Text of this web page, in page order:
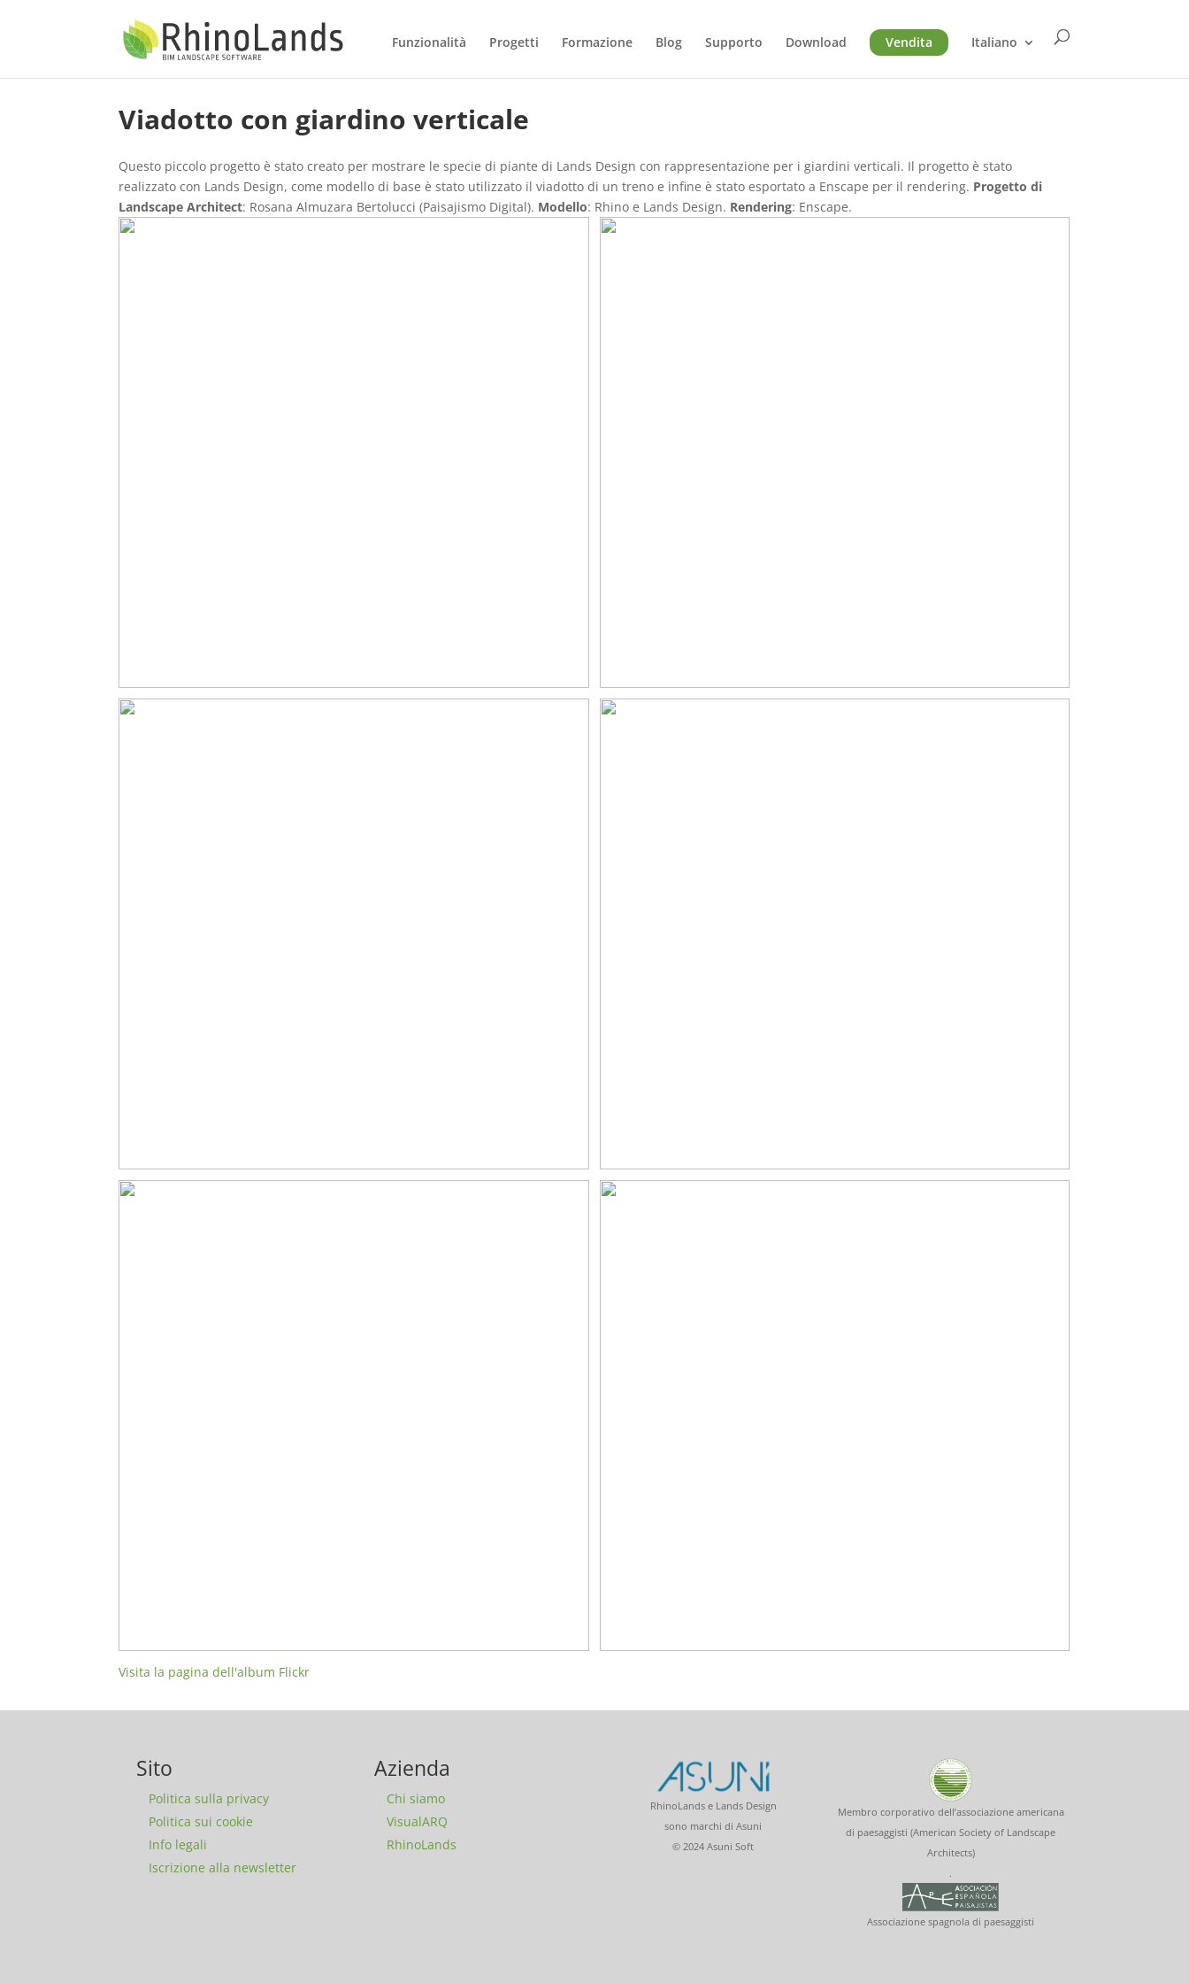
Funzionalità Progetti Formazione Blog Supporto Download Vendita Italiano
Viadotto con giardino verticale
Questo piccolo progetto è stato creato per mostrare le specie di piante di Lands Design con rappresentazione per i giardini verticali. Il progetto è stato
realizzato con Lands Design, come modello di base è stato utilizzato il viadotto di un treno e infine è stato esportato a Enscape per il rendering. Progetto di
Landscape Architect: Rosana Almuzara Bertolucci (Paisajismo Digital). Modello: Rhino e Lands Design. Rendering: Enscape.
Visita la pagina dell'album Flickr
Sito
Politica sulla privacy
Politica sui cookie
Info legali
Iscrizione alla newsletter
Azienda
Chi siamo
VisualARQ
RhinoLands
RhinoLands e Lands Design
sono marchi di Asuni
© 2024 Asuni Soft
Membro corporativo dell’associazione americana
di paesaggisti (American Society of Landscape
Architects)
.
Associazione spagnola di paesaggisti